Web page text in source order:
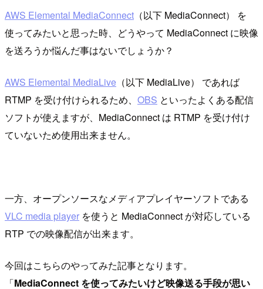
AWS Elemental MediaConnect （以下 MediaConnect） を
使ってみたいと思った時、どうやって MediaConnect に映像
を送ろうか悩んだ事はないでしょうか？
AWS Elemental MediaLive （以下 MediaLive） であれば
RTMP を受け付けられるため、 OBS といったよくある配信
ソフトが使えますが、MediaConnect は RTMP を受け付け
ていないため使用出来ません。
一方、オープンソースなメディアプレイヤーソフトである
VLC media player を使うと MediaConnect が対応している
RTP での映像配信が出来ます。
今回はこちらのやってみた記事となります。
「MediaConnect を使ってみたいけど映像送る手段が思い